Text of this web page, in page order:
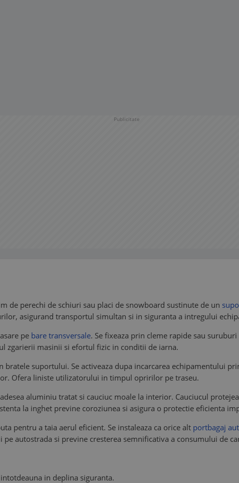
Publicitate
de perechi de schiuri sau placi de snowboard sustinute de un
asigurand transportul simultan si in siguranta a intregului
pe bare transversale. Se fixeaza prin cleme rapide sau
zgarierii masinii si efortul fizic in conditii de iarna.
bratele suportului. Se activeaza dupa incarcarea echipamentului
Ofera liniste utilizatorului in timpul opririlor pe traseu.
aluminiu tratat si cauciuc moale la interior. Cauciucul
la inghet previne coroziunea si asigura o protectie eficienta
pentru a taia aerul eficient. Se instaleaza ca orice alt portbagaj
autostrada si previne cresterea semnificativa a consumului de
intotdeauna in deplina siguranta.